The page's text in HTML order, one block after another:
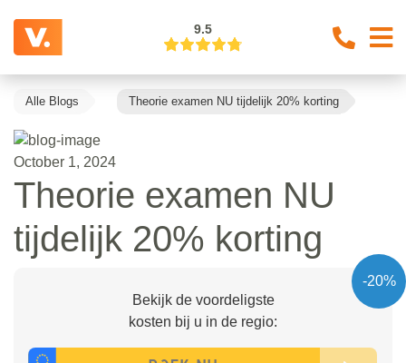
9.5
Alle Blogs Theorie examen NU tijdelijk 20% korting
October 1, 2024
Theorie examen NU
tijdelijk 20% korting
-20%
Bekijk de voordeligste
kosten bij u in de regio: